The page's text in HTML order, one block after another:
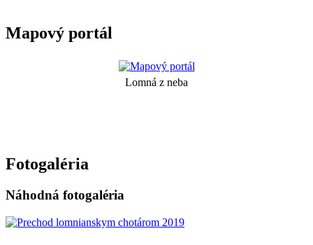
Mapový portál
Lomná z neba
Fotogaléria
Náhodná fotogaléria